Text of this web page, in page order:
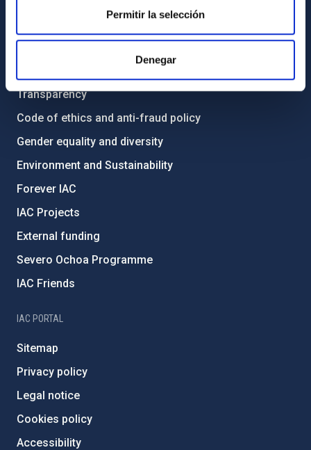
Permitir la selección
Denegar
ABOUT THE IAC
Transparency
Code of ethics and anti-fraud policy
Gender equality and diversity
Environment and Sustainability
Forever IAC
IAC Projects
External funding
Severo Ochoa Programme
IAC Friends
IAC PORTAL
Sitemap
Privacy policy
Legal notice
Cookies policy
Accessibility